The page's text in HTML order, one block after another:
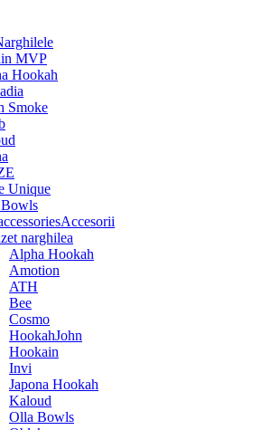
MVP
Hookah
Smoke
Unique
Accesorii
narghilea
Alpha Hookah
Amotion
ATH
Bee
Cosmo
HookahJohn
Hookain
Invi
Japona Hookah
Kaloud
Olla Bowls